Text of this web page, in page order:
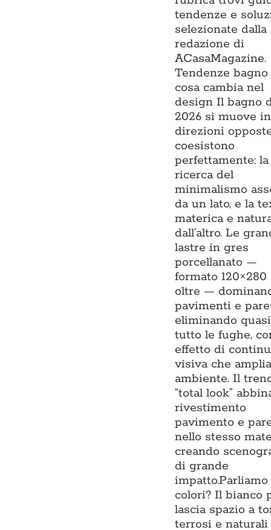
tendenze e
selezionate dalla
redazione di
ACasaMagazine.
Tendenze bagno
cosa cambia nel
design Il bagno
2026 si muove
direzioni
coesistono
perfettamente: la
ricerca del
minimalismo
da un lato, e la
materica e
dall’altro. Le
lastre in gres
porcellanato —
formato 120×280
oltre —
pavimenti e
eliminando
tutto le fughe,
effetto di
visiva che
ambiente. Il
“total look”
rivestimento
pavimento e
nello stesso
creando
di grande
colori? Il bianco
lascia spazio a
terrosi e naturali